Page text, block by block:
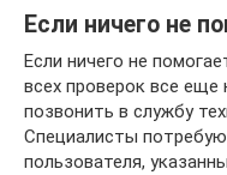
Если ничего не
Если ничего не
всех проверок все еще
позвонить в службу
Специалисты
пользователя,